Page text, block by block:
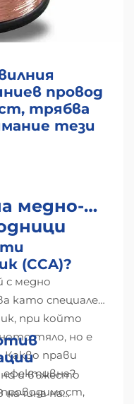
провод
трябва
тези
медно-
(CCA)?
с медно
като специален
при който
тяло, но е
прави
ефективна?
и въжесто
начина на